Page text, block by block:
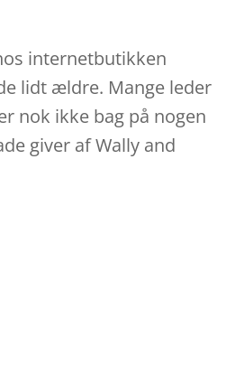
internetbutikken
lidt ældre. Mange leder
nok ikke bag på nogen
giver af Wally and